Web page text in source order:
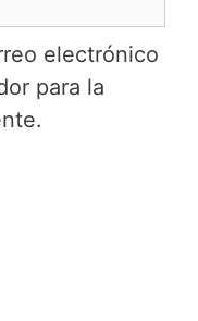
electrónico
para la